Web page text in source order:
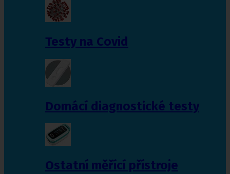
Testy na Covid
Domácí diagnostické testy
Ostatní měřící přístroje